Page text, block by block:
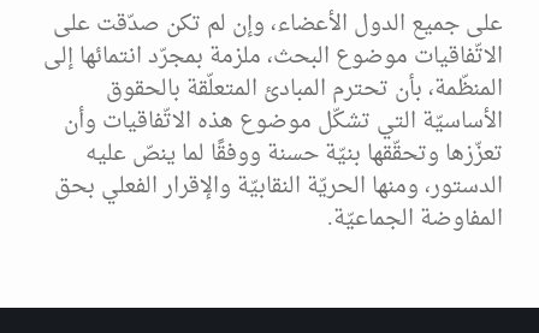
على جميع الدول الأعضاء، وإن لم تكن صدّقت على
الاتّفاقيات موضوع البحث، ملزمة بمجرّد انتمائها إلى
المنظّمة، بأن تحترم المبادئ المتعلّقة بالحقوق
الأساسيّة التي تشكّل موضوع هذه الاتّفاقيات وأن
تعزّزها وتحقّقها بنيّة حسنة ووفقًا لما ينصّ عليه
الدستور، ومنها الحريّة النقابيّة والإقرار الفعلي بحق
المفاوضة الجماعيّة.